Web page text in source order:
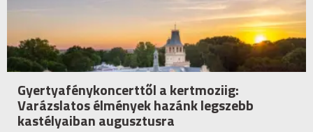
Gyertyafénykoncerttől a kertmoziig:
Varázslatos élmények hazánk legszebb
kastélyaiban augusztusra